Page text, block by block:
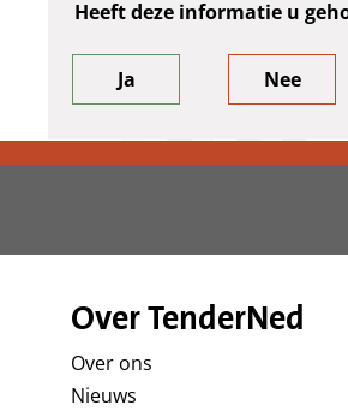
Heeft deze informatie u
Ja Nee
Over TenderNed
Over ons
Nieuws